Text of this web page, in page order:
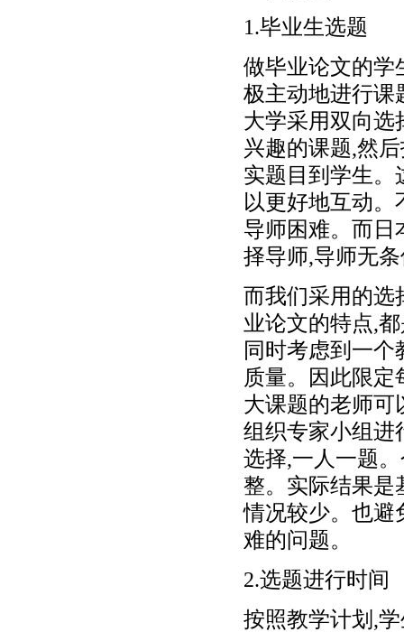
1.毕业生选题
做毕业论文的学
极主动地进行课
大学采用双向选
兴趣的课题,然
实题目到学生。
以更好地互动
导师困难。而日
择导师,导师无
而我们采用的选
业论文的特点,
同时考虑到一
质量。因此限
大课题的老师可
组织专家小组进
选择,一人一题
整。实际结果是
情况较少。也避
难的问题。
2.选题进行时间
按照教学计划,